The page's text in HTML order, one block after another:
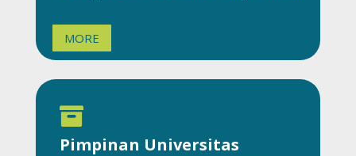
MORE

Pimpinan Universitas